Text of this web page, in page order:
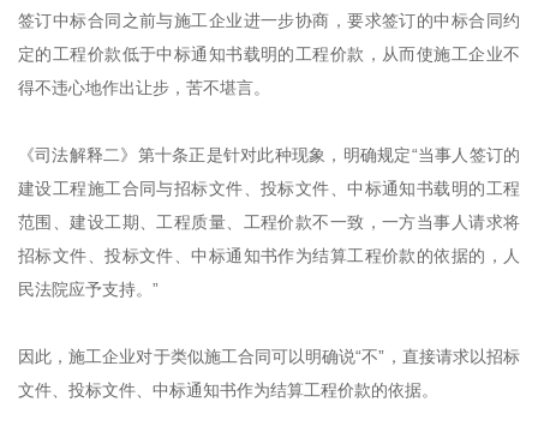
签订中标合同之前与施工企业进一步协商，要求签订的中标合同约
定的工程价款低于中标通知书载明的工程价款，从而使施工企业不
得不违心地作出让步，苦不堪言。
《司法解释二》第十条正是针对此种现象，明确规定“当事人签订的
建设工程施工合同与招标文件、投标文件、中标通知书载明的工程
范围、建设工期、工程质量、工程价款不一致，一方当事人请求将
招标文件、投标文件、中标通知书作为结算工程价款的依据的，人
民法院应予支持。”
因此，施工企业对于类似施工合同可以明确说“不”，直接请求以招标
文件、投标文件、中标通知书作为结算工程价款的依据。